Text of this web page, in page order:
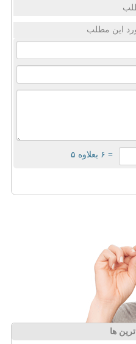
این مطلب
= ۶ بعلاوه ۵
ترین ها